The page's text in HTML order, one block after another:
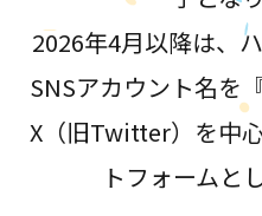
2026年4月以降は、
SNSアカウント名を
X（旧Twitter）を中
トフォームと